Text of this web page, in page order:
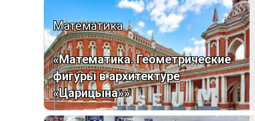
Математика
«Математика. Геометрические
фигуры в архитектуре
«Царицына»»